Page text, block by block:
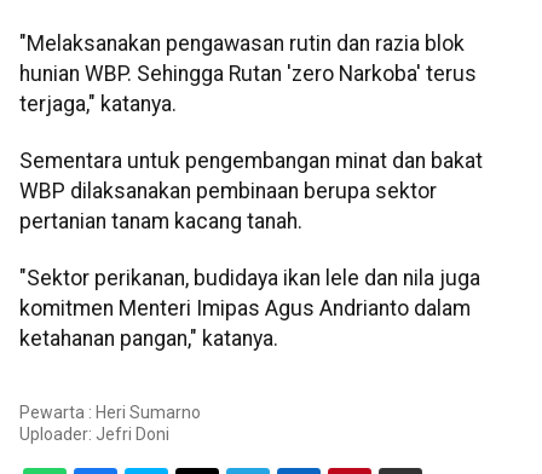
"Melaksanakan pengawasan rutin dan razia blok
hunian WBP. Sehingga Rutan 'zero Narkoba' terus
terjaga," katanya.
Sementara untuk pengembangan minat dan bakat
WBP dilaksanakan pembinaan berupa sektor
pertanian tanam kacang tanah.
"Sektor perikanan, budidaya ikan lele dan nila juga
komitmen Menteri Imipas Agus Andrianto dalam
ketahanan pangan," katanya.
Pewarta : Heri Sumarno
Uploader: Jefri Doni